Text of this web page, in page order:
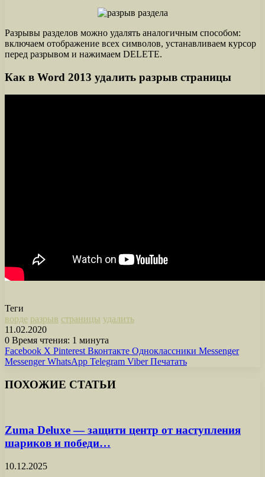
Разрывы разделов можно удалять аналогичным способом:
включаем отображение всех символов, устанавливаем курсор
перед разрывом и нажимаем DELETE.
Как в Word 2013 удалить разрыв страницы
Теги
ворде разрыв страницы удалить
11.02.2020
0 Время чтения: 1 минута
Facebook X Pinterest Вконтакте Одноклассники Messenger
Messenger WhatsApp Telegram Viber Печатать
ПОХОЖИЕ СТАТЬИ
Zuma Deluxe — защити центр от наступления
шариков и победи…
10.12.2025